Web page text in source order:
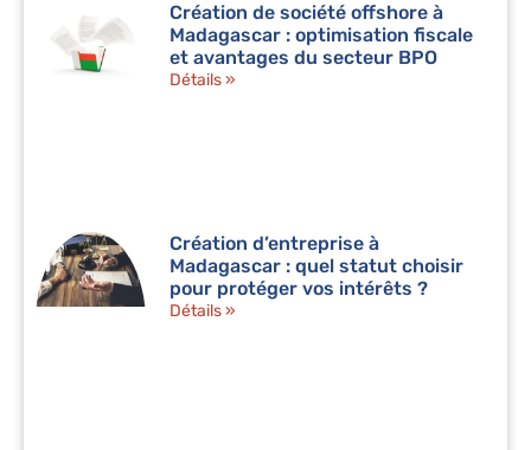
Création de société offshore à
Madagascar : optimisation fiscale
et avantages du secteur BPO
Détails »
Création d’entreprise à
Madagascar : quel statut choisir
pour protéger vos intérêts ?
Détails »